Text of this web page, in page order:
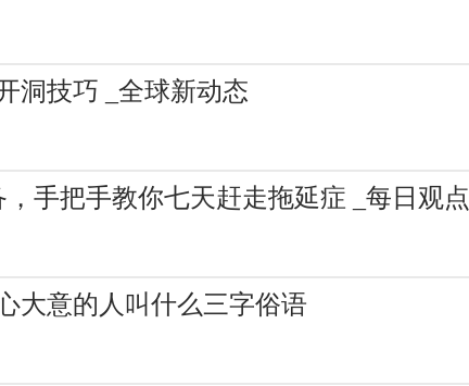
洞技巧 _全球新动态
手把手教你七天赶走拖延症 _每日观点
大意的人叫什么三字俗语